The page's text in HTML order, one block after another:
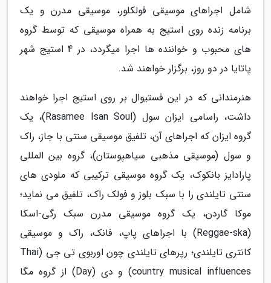
شامل اجراهای موسیقی فولکلور، موسیقی مدرن و یک
برنامه زنده روی استیج به همراه موسیقی که توسط گروه
های محبوب و خواننده ها اجرا میگردد، در 4 استیج شهر
پاتایا در دو روز، برگزار خواهند شد.
هنرمندانی که در این فستیوال بر روی استیج اجرا خواهند
داشت، راسامی ایزان سول (Rasamee Isan Soul)، یک
گروه ایزان که اجراهای آن، تلفیق موسیقی سنتی با جاز، راک
و سول (موسیقی مذهبی سیاهپوستان)، گروه بین المللی
پارادایز بانکوک، یک گروه موسیقی ترکیبی که ملودی های
سنتی تایلندی را با سبک بلوز و فولک راک، تلفیق می نماید؛
موکا گاردن، یک گروه موسیقی مدرن سبک رگی-اسکا
(Reggae-ska) با اجراهای پاپ، فانک، راک و موسیقی
کانتری تایلندی؛ رپرهای تایلندی چون اوربوی تی جی (Thai
country musical influences) و دی (Day) از گروه مگا